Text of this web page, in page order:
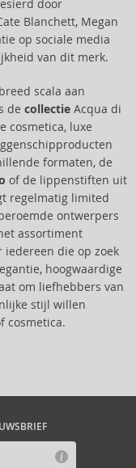
door
Blanchett, Megan
op sociale media
van dit merk.
scala aan
de collectie Acqua di
cosmetica, luxe
formaten, de
of de lippenstiften uit
regelmatig limited
ontwerpers
assortiment
iedereen die op zoek
hoogwaardige
om liefhebbers van
stijl willen
cosmetica.